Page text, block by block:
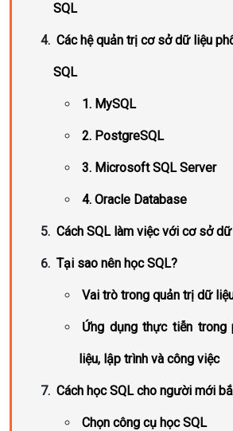
SQL
Các hệ quản trị cơ sở dữ liệu
SQL
1. MySQL
2. PostgreSQL
3. Microsoft SQL Server
4. Oracle Database
Cách SQL làm việc với cơ sở
Tại sao nên học SQL?
Vai trò trong quản trị dữ
Ứng dụng thực tiễn trong
liệu, lập trình và công việc
Cách học SQL cho người mới
Chọn công cụ học SQL